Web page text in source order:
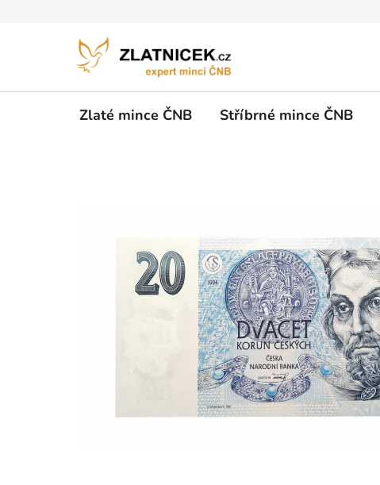
Zlaté mince ČNB Stříbrné mince ČNB